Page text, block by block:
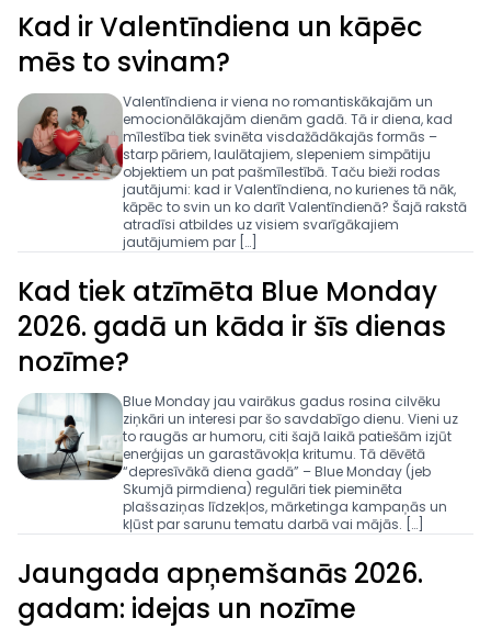
Kad ir Valentīndiena un kāpēc
mēs to svinam?
Valentīndiena ir viena no romantiskākajām un
emocionālākajām dienām gadā. Tā ir diena, kad
mīlestība tiek svinēta visdažādākajās formās –
starp pāriem, laulātajiem, slepeniem simpātiju
objektiem un pat pašmīlestībā. Taču bieži rodas
jautājumi: kad ir Valentīndiena, no kurienes tā nāk,
kāpēc to svin un ko darīt Valentīndienā? Šajā rakstā
atradīsi atbildes uz visiem svarīgākajiem
jautājumiem par […]
Kad tiek atzīmēta Blue Monday
2026. gadā un kāda ir šīs dienas
nozīme?
Blue Monday jau vairākus gadus rosina cilvēku
ziņkāri un interesi par šo savdabīgo dienu. Vieni uz
to raugās ar humoru, citi šajā laikā patiešām izjūt
enerģijas un garastāvokļa kritumu. Tā dēvētā
“depresīvākā diena gadā” – Blue Monday (jeb
Skumjā pirmdiena) regulāri tiek pieminēta
plašsaziņas līdzekļos, mārketinga kampaņās un
kļūst par sarunu tematu darbā vai mājās. […]
Jaungada apņemšanās 2026.
gadam: idejas un nozīme